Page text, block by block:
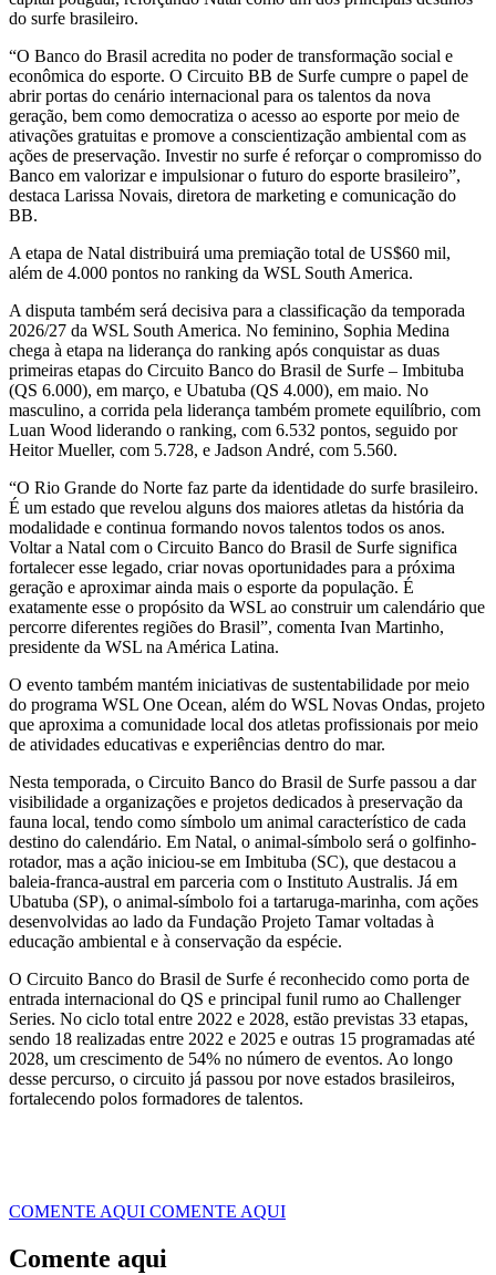
do surfe brasileiro.
“O Banco do Brasil acredita no poder de transformação social e
econômica do esporte. O Circuito BB de Surfe cumpre o papel de
abrir portas do cenário internacional para os talentos da nova
geração, bem como democratiza o acesso ao esporte por meio de
ativações gratuitas e promove a conscientização ambiental com as
ações de preservação. Investir no surfe é reforçar o compromisso do
Banco em valorizar e impulsionar o futuro do esporte brasileiro”,
destaca Larissa Novais, diretora de marketing e comunicação do
BB.
A etapa de Natal distribuirá uma premiação total de US$60 mil,
além de 4.000 pontos no ranking da WSL South America.
A disputa também será decisiva para a classificação da temporada
2026/27 da WSL South America. No feminino, Sophia Medina
chega à etapa na liderança do ranking após conquistar as duas
primeiras etapas do Circuito Banco do Brasil de Surfe – Imbituba
(QS 6.000), em março, e Ubatuba (QS 4.000), em maio. No
masculino, a corrida pela liderança também promete equilíbrio, com
Luan Wood liderando o ranking, com 6.532 pontos, seguido por
Heitor Mueller, com 5.728, e Jadson André, com 5.560.
“O Rio Grande do Norte faz parte da identidade do surfe brasileiro.
É um estado que revelou alguns dos maiores atletas da história da
modalidade e continua formando novos talentos todos os anos.
Voltar a Natal com o Circuito Banco do Brasil de Surfe significa
fortalecer esse legado, criar novas oportunidades para a próxima
geração e aproximar ainda mais o esporte da população. É
exatamente esse o propósito da WSL ao construir um calendário que
percorre diferentes regiões do Brasil”, comenta Ivan Martinho,
presidente da WSL na América Latina.
O evento também mantém iniciativas de sustentabilidade por meio
do programa WSL One Ocean, além do WSL Novas Ondas, projeto
que aproxima a comunidade local dos atletas profissionais por meio
de atividades educativas e experiências dentro do mar.
Nesta temporada, o Circuito Banco do Brasil de Surfe passou a dar
visibilidade a organizações e projetos dedicados à preservação da
fauna local, tendo como símbolo um animal característico de cada
destino do calendário. Em Natal, o animal-símbolo será o golfinho-
rotador, mas a ação iniciou-se em Imbituba (SC), que destacou a
baleia-franca-austral em parceria com o Instituto Australis. Já em
Ubatuba (SP), o animal-símbolo foi a tartaruga-marinha, com ações
desenvolvidas ao lado da Fundação Projeto Tamar voltadas à
educação ambiental e à conservação da espécie.
O Circuito Banco do Brasil de Surfe é reconhecido como porta de
entrada internacional do QS e principal funil rumo ao Challenger
Series. No ciclo total entre 2022 e 2028, estão previstas 33 etapas,
sendo 18 realizadas entre 2022 e 2025 e outras 15 programadas até
2028, um crescimento de 54% no número de eventos. Ao longo
desse percurso, o circuito já passou por nove estados brasileiros,
fortalecendo polos formadores de talentos.
COMENTE AQUI COMENTE AQUI
Comente aqui